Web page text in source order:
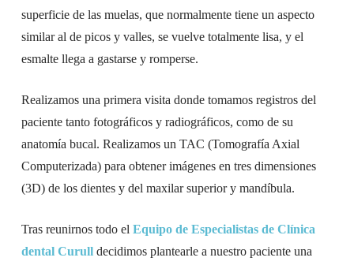
superficie de las muelas, que normalmente tiene un aspecto
similar al de picos y valles, se vuelve totalmente lisa, y el
esmalte llega a gastarse y romperse.
Realizamos una primera visita donde tomamos registros del
paciente tanto fotográficos y radiográficos, como de su
anatomía bucal. Realizamos un TAC (Tomografía Axial
Computerizada) para obtener imágenes en tres dimensiones
(3D) de los dientes y del maxilar superior y mandíbula.
Tras reunirnos todo el Equipo de Especialistas de Clínica
dental Curulldecidimos plantearle a nuestro paciente una